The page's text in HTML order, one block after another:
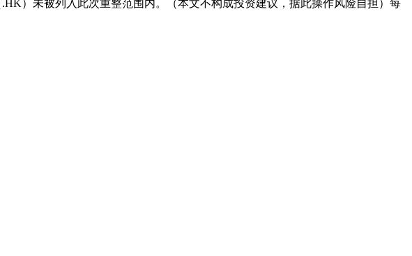
）未被列入此次重整范围内。（本文不构成投资建议，据此操作风险自担）每